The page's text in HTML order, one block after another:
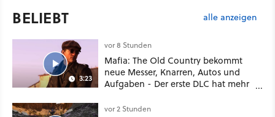
BELIEBT alle anzeigen
3:23
vor 8 Stunden
Mafia: The Old Country bekommt
neue Messer, Knarren, Autos und
Aufgaben - Der erste DLC hat mehr
vor 2 Stunden